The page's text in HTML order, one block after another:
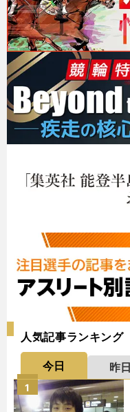
人気記事ランキング
今日 昨日
1